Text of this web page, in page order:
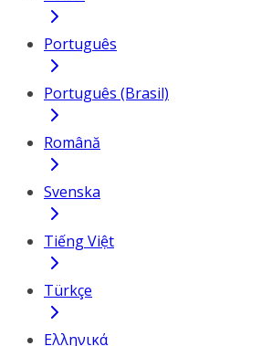
Português
Português (Brasil)
Română
Svenska
Tiếng Việt
Türkçe
Ελληνικά